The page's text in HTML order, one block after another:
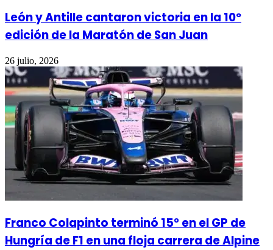
León y Antille cantaron victoria en la 10º
edición de la Maratón de San Juan
26 julio, 2026
Franco Colapinto terminó 15° en el GP de
Hungría de F1 en una floja carrera de Alpine